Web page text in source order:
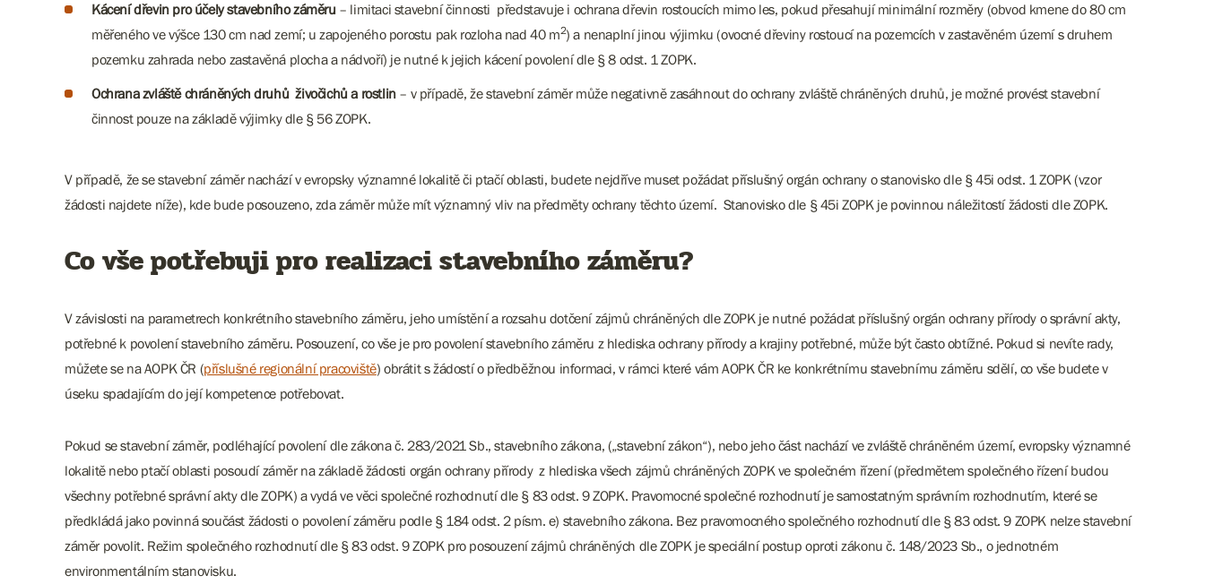
Kácení dřevin pro účely stavebního záměru – limitaci stavební činnosti představuje i ochrana dřevin rostoucích mimo les, pokud přesahují minimální rozměry (obvod kmene do 80 cm
měřeného ve výšce 130 cm nad zemí; u zapojeného porostu pak rozloha nad 40 m2) a nenaplní jinou výjimku (ovocné dřeviny rostoucí na pozemcích v zastavěném území s druhem
pozemku zahrada nebo zastavěná plocha a nádvoří) je nutné k jejich kácení povolení dle § 8 odst. 1 ZOPK.
Ochrana zvláště chráněných druhů živočichů a rostlin – v případě, že stavební záměr může negativně zasáhnout do ochrany zvláště chráněných druhů, je možné provést stavební
činnost pouze na základě výjimky dle § 56 ZOPK.
V případě, že se stavební záměr nachází v evropsky významné lokalitě či ptačí oblasti, budete nejdříve muset požádat příslušný orgán ochrany o stanovisko dle § 45i odst. 1 ZOPK (vzor
žádosti najdete níže), kde bude posouzeno, zda záměr může mít významný vliv na předměty ochrany těchto území. Stanovisko dle § 45i ZOPK je povinnou náležitostí žádosti dle ZOPK.
Co vše potřebuji pro realizaci stavebního záměru?
V závislosti na parametrech konkrétního stavebního záměru, jeho umístění a rozsahu dotčení zájmů chráněných dle ZOPK je nutné požádat příslušný orgán ochrany přírody o správní akty,
potřebné k povolení stavebního záměru. Posouzení, co vše je pro povolení stavebního záměru z hlediska ochrany přírody a krajiny potřebné, může být často obtížné. Pokud si nevíte rady,
můžete se na AOPK ČR (příslušné regionální pracoviště) obrátit s žádostí o předběžnou informaci, v rámci které vám AOPK ČR ke konkrétnímu stavebnímu záměru sdělí, co vše budete v
úseku spadajícím do její kompetence potřebovat.
Pokud se stavební záměr, podléhající povolení dle zákona č. 283/2021 Sb., stavebního zákona, („stavební zákon“), nebo jeho část nachází ve zvláště chráněném území, evropsky významné
lokalitě nebo ptačí oblasti posoudí záměr na základě žádosti orgán ochrany přírody z hlediska všech zájmů chráněných ZOPK ve společném řízení (předmětem společného řízení budou
všechny potřebné správní akty dle ZOPK) a vydá ve věci společné rozhodnutí dle § 83 odst. 9 ZOPK. Pravomocné společné rozhodnutí je samostatným správním rozhodnutím, které se
předkládá jako povinná součást žádosti o povolení záměru podle § 184 odst. 2 písm. e) stavebního zákona. Bez pravomocného společného rozhodnutí dle § 83 odst. 9 ZOPK nelze stavební
záměr povolit. Režim společného rozhodnutí dle § 83 odst. 9 ZOPK pro posouzení zájmů chráněných dle ZOPK je speciální postup oproti zákonu č. 148/2023 Sb., o jednotném
environmentálním stanovisku.